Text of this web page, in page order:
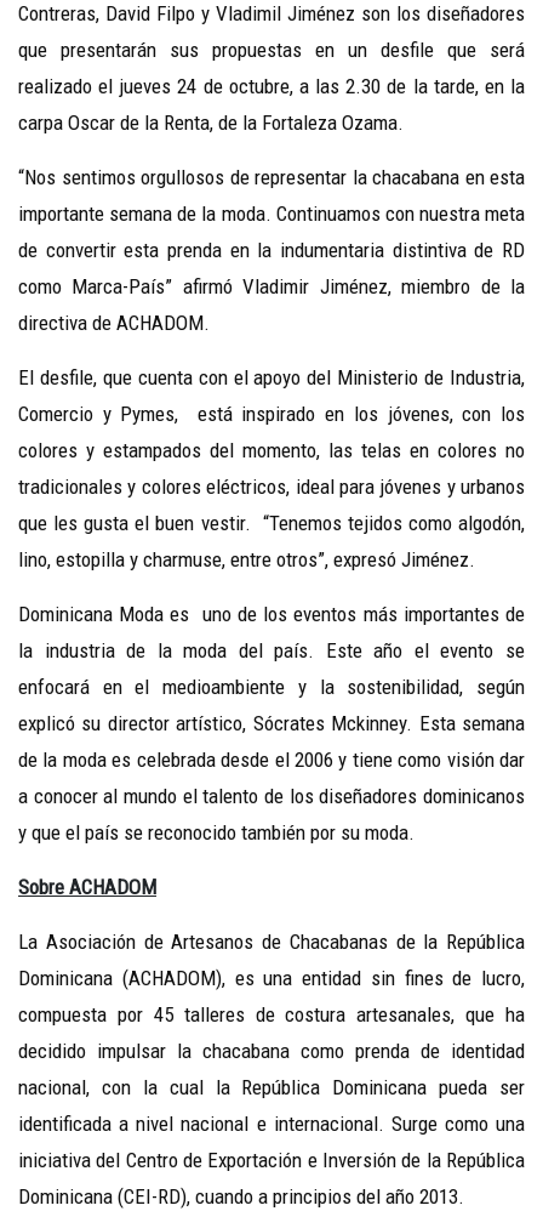
Contreras, David Filpo y Vladimil Jiménez son los diseñadores
que presentarán sus propuestas en un desfile que será
realizado el jueves 24 de octubre, a las 2.30 de la tarde, en la
carpa Oscar de la Renta, de la Fortaleza Ozama.
“Nos sentimos orgullosos de representar la chacabana en esta
importante semana de la moda. Continuamos con nuestra meta
de convertir esta prenda en la indumentaria distintiva de RD
como Marca-País” afirmó Vladimir Jiménez, miembro de la
directiva de ACHADOM.
El desfile, que cuenta con el apoyo del Ministerio de Industria,
Comercio y Pymes, está inspirado en los jóvenes, con los
colores y estampados del momento, las telas en colores no
tradicionales y colores eléctricos, ideal para jóvenes y urbanos
que les gusta el buen vestir. “Tenemos tejidos como algodón,
lino, estopilla y charmuse, entre otros”, expresó Jiménez.
Dominicana Moda es uno de los eventos más importantes de
la industria de la moda del país. Este año el evento se
enfocará en el medioambiente y la sostenibilidad, según
explicó su director artístico, Sócrates Mckinney. Esta semana
de la moda es celebrada desde el 2006 y tiene como visión dar
a conocer al mundo el talento de los diseñadores dominicanos
y que el país se reconocido también por su moda.
Sobre ACHADOM
La Asociación de Artesanos de Chacabanas de la República
Dominicana (ACHADOM), es una entidad sin fines de lucro,
compuesta por 45 talleres de costura artesanales, que ha
decidido impulsar la chacabana como prenda de identidad
nacional, con la cual la República Dominicana pueda ser
identificada a nivel nacional e internacional. Surge como una
iniciativa del Centro de Exportación e Inversión de la República
Dominicana (CEI-RD), cuando a principios del año 2013.